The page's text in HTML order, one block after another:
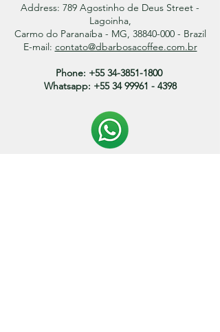
Address: 789 Agostinho de Deus Street -
Lagoinha,
Carmo do Paranaíba - MG, 38840-000 - Brazil
E-mail: contato@dbarbosacoffee.com.br
Phone: +55 34-3851-1800
Whatsapp: +55 34 99961 - 4398